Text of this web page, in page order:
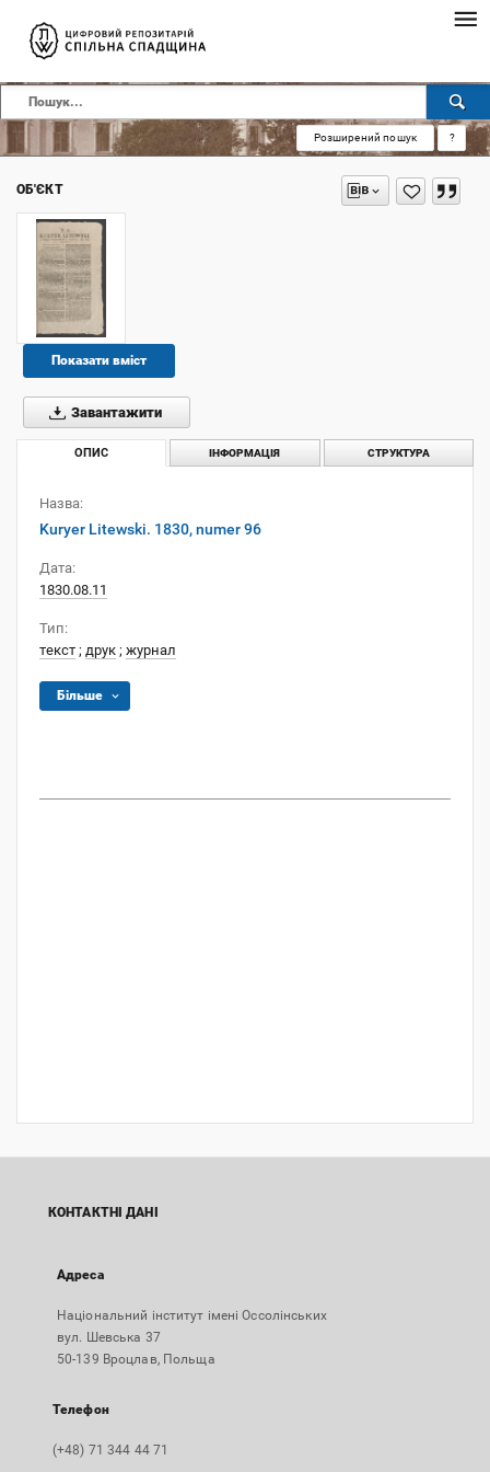
Розширений пошук ?
ОБ'ЄКТ
Показати вміст
Завантажити
ОПИС ІНФОРМАЦІЯ СТРУКТУРА
Назва:
Kuryer Litewski. 1830, numer 96
Дата:
1830.08.11
Тип:
текст ; друк ; журнал
Більше
КОНТАКТНІ ДАНІ
Адреса
Національний інститут імені Оссолінських
вул. Шевська 37
50-139 Вроцлав, Польща
Телефон
(+48) 71 344 44 71